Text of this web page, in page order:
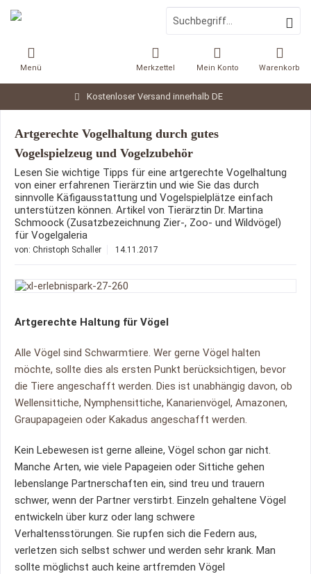
Kostenloser Versand innerhalb DE
Warenkorb
Merkzettel Mein Konto
Menü
Artgerechte Vogelhaltung durch gutes
Vogelspielzeug und Vogelzubehör
Lesen Sie wichtige Tipps für eine artgerechte Vogelhaltung
von einer erfahrenen Tierärztin und wie Sie das durch
sinnvolle Käfigausstattung und Vogelspielplätze einfach
unterstützen können. Artikel von Tierärztin Dr. Martina
Schmoock (Zusatzbezeichnung Zier-, Zoo- und Wildvögel)
für Vogelgaleria
von: Christoph Schaller 14.11.2017
Artgerechte Haltung für Vögel
Alle Vögel sind Schwarmtiere. Wer gerne Vögel halten
möchte, sollte dies als ersten Punkt berücksichtigen, bevor
die Tiere angeschafft werden. Dies ist unabhängig davon, ob
Wellensittiche, Nymphensittiche, Kanarienvögel, Amazonen,
Graupapageien oder Kakadus angeschafft werden.
Kein Lebewesen ist gerne alleine, Vögel schon gar nicht.
Manche Arten, wie viele Papageien oder Sittiche gehen
lebenslange Partnerschaften ein, sind treu und trauern
schwer, wenn der Partner verstirbt. Einzeln gehaltene Vögel
entwickeln über kurz oder lang schwere
Verhaltensstörungen. Sie rupfen sich die Federn aus,
verletzen sich selbst schwer und werden sehr krank. Man
sollte möglichst auch keine artfremden Vögel